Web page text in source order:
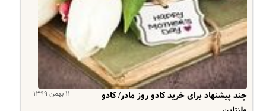
۱۱ بهمن ۱۳۹۹
چند پیشنهاد برای خرید کادو روز مادر/ کادو